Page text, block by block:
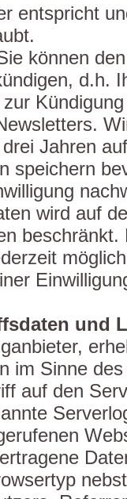
entspricht
können
d.h.
Jahren
speichern
wird auf
beschränkt.
und
im Sinne
auf den